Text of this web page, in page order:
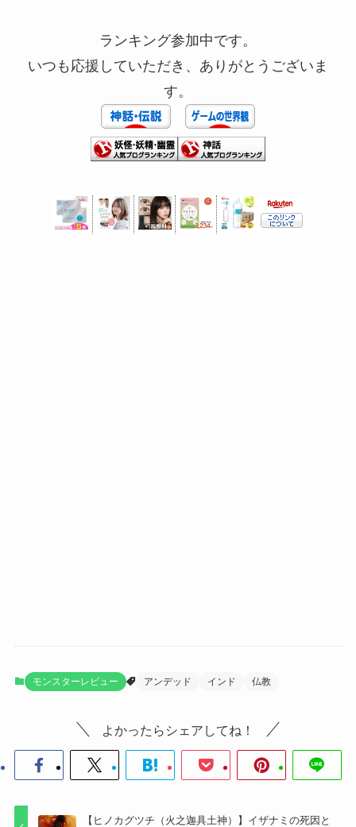
ランキング参加中です。
いつも応援していただき、ありがとうございま
す。
モンスターレビュー アンデッド インド 仏教
よかったらシェアしてね！
【ヒノカグツチ（火之迦具土神）】イザナミの死因と